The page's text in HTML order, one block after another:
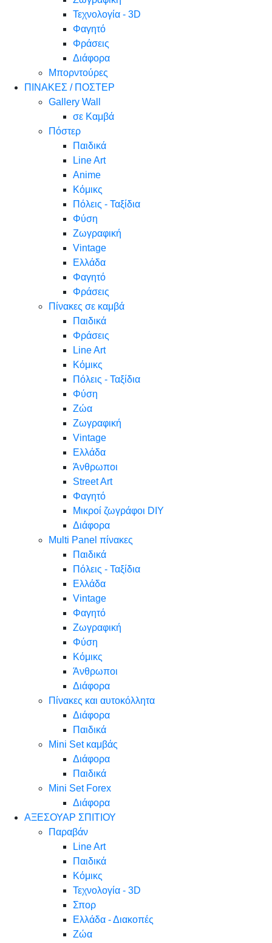
Τεχνολογία - 3D
Φαγητό
Φράσεις
Διάφορα
Μπορντούρες
ΠΙΝΑΚΕΣ / ΠΟΣΤΕΡ
Gallery Wall
σε Καμβά
Πόστερ
Παιδικά
Line Art
Anime
Κόμικς
Πόλεις - Ταξίδια
Φύση
Ζωγραφική
Vintage
Ελλάδα
Φαγητό
Φράσεις
Πίνακες σε καμβά
Παιδικά
Φράσεις
Line Art
Κόμικς
Πόλεις - Ταξίδια
Φύση
Ζώα
Ζωγραφική
Vintage
Ελλάδα
Άνθρωποι
Street Art
Φαγητό
Μικροί ζωγράφοι DIY
Διάφορα
Multi Panel πίνακες
Παιδικά
Πόλεις - Ταξίδια
Ελλάδα
Vintage
Φαγητό
Ζωγραφική
Φύση
Κόμικς
Άνθρωποι
Διάφορα
Πίνακες και αυτοκόλλητα
Διάφορα
Παιδικά
Mini Set καμβάς
Διάφορα
Παιδικά
Mini Set Forex
Διάφορα
ΑΞΕΣΟΥΑΡ ΣΠΙΤΙΟΥ
Παραβάν
Line Art
Παιδικά
Κόμικς
Τεχνολογία - 3D
Σπορ
Ελλάδα - Διακοπές
Ζώα